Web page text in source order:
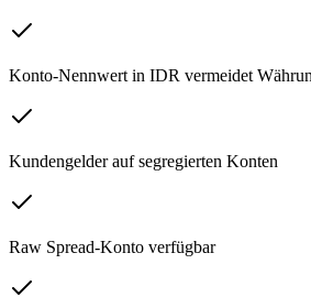
Konto-Nennwert in IDR vermeidet
Kundengelder auf segregierten Konten
Raw Spread-Konto verfügbar